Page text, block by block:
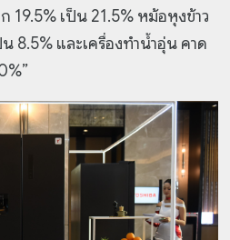
19.5% เป็น 21.5% หม้อหุงข้าว
8.5% และเครื่องทำน้ำอุ่น คาด